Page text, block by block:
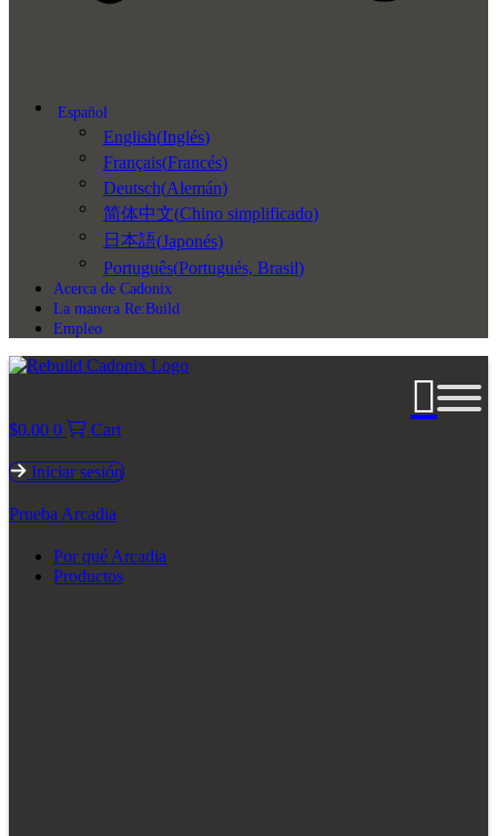
Español
English(Inglés)
Français(Francés)
Deutsch(Alemán)
简体中文(Chino simplificado)
日本語(Japonés)
Português(Portugués, Brasil)
Acerca de Cadonix
La manera Re:Build
Empleo
$0.00 0 Cart
Iniciar sesión
Prueba Arcadia
Por qué Arcadia
Productos